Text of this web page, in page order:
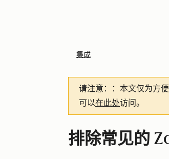
集成
请注意： ：本文仅为方
可以在此处访问。
排除常见的